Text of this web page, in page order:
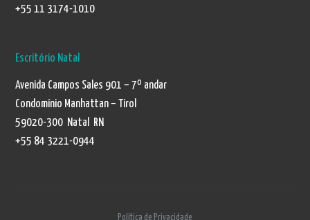
+55 11 3174-1010
Escritório Natal
Avenida Campos Sales 901 – 7º andar
Condomínio Manhattan – Tirol
59020-300 Natal RN
+55 84 3221-0944
Política de Privacidade